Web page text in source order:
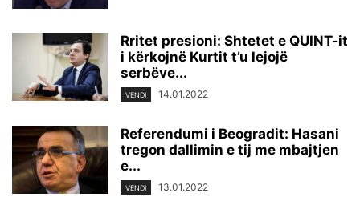
Rritet presioni: Shtetet e QUINT-it
i kërkojnë Kurtit t’u lejojë
serbëve...
VENDI 14.01.2022
Referendumi i Beogradit: Hasani
tregon dallimin e tij me mbajtjen
e...
VENDI 13.01.2022